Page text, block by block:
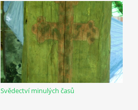
Svědectví minulých časů